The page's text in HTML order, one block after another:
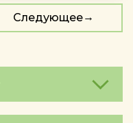
Следующее